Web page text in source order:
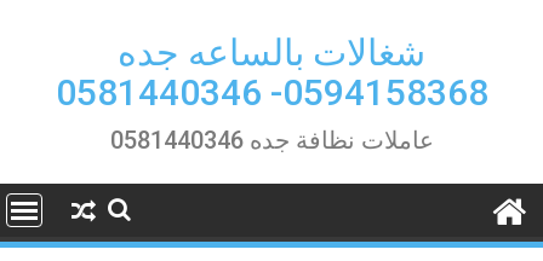
شغالات بالساعه جده
0594158368- 0581440346
عاملات نظافة جده 0581440346